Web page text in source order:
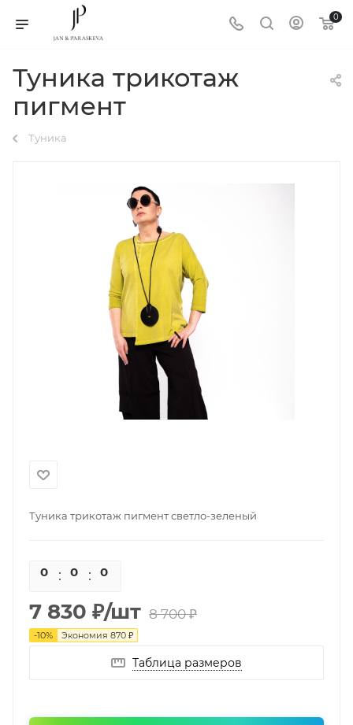
0
Туника трикотаж
пигмент
Туника
Туника трикотаж пигмент светло-зеленый
0 0 0
7 830 ₽/шт 8 700₽
-10% Экономия 870 ₽
Таблица размеров